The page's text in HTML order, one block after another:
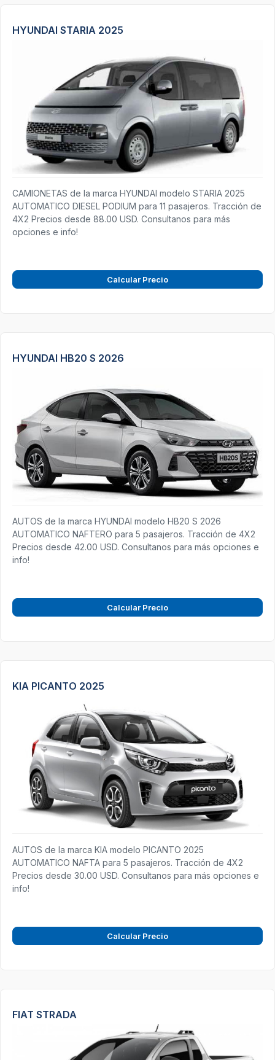
HYUNDAI STARIA 2025
CAMIONETAS de la marca HYUNDAI modelo STARIA 2025
AUTOMATICO DIESEL PODIUM para 11 pasajeros. Tracción de
4X2 Precios desde 88.00 USD. Consultanos para más
opciones e info!
Calcular Precio
HYUNDAI HB20 S 2026
AUTOS de la marca HYUNDAI modelo HB20 S 2026
AUTOMATICO NAFTERO para 5 pasajeros. Tracción de 4X2
Precios desde 42.00 USD. Consultanos para más opciones e
info!
Calcular Precio
KIA PICANTO 2025
AUTOS de la marca KIA modelo PICANTO 2025
AUTOMATICO NAFTA para 5 pasajeros. Tracción de 4X2
Precios desde 30.00 USD. Consultanos para más opciones e
info!
Calcular Precio
FIAT STRADA